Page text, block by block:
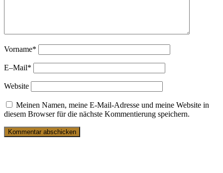
Vorname*
E–Mail*
Website
Meinen Namen, meine E-Mail-Adresse und meine Website in
diesem Browser für die nächste Kommentierung speichern.